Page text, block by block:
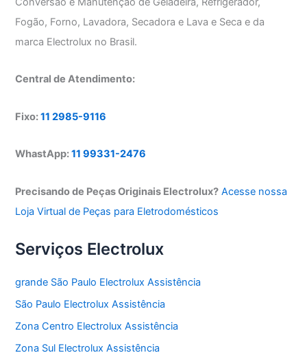
Fogão, Forno, Lavadora, Secadora e Lava e Seca e da
marca Electrolux no Brasil.
Central de Atendimento:
Fixo:11 2985-9116
WhastApp:11 99331-2476
Precisando de Peças Originais Electrolux? Acesse nossa
Loja Virtual de Peças para Eletrodomésticos
Serviços Electrolux
grande São Paulo Electrolux Assistência
São Paulo Electrolux Assistência
Zona Centro Electrolux Assistência
Zona Sul Electrolux Assistência